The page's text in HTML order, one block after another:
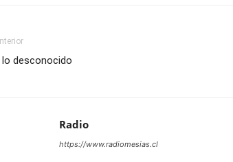
lo desconocido
Radio
https://www.radiomesias.cl